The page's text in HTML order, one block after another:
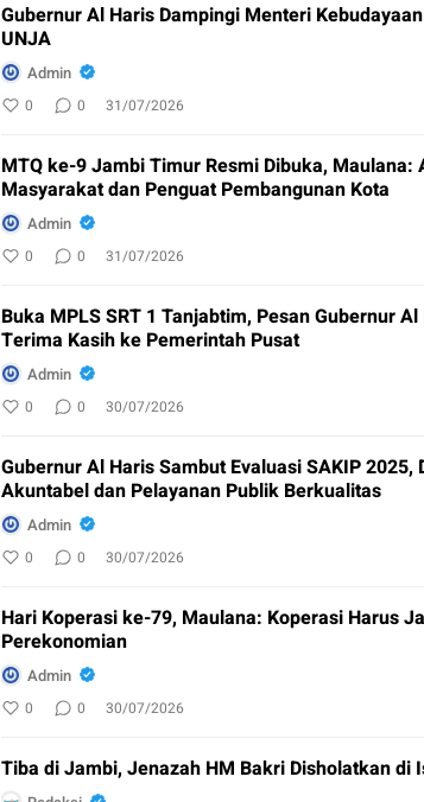
Gubernur Al Haris Dampingi Menteri
UNJA
Admin
0 0 31/07/2026
MTQ ke-9 Jambi Timur Resmi Dibuka, Maulana:
Masyarakat dan Penguat Pembangunan Kota
Admin
0 0 31/07/2026
Buka MPLS SRT 1 Tanjabtim, Pesan Gubernur
Terima Kasih ke Pemerintah Pusat
Admin
0 0 30/07/2026
Gubernur Al Haris Sambut Evaluasi SAKIP
Akuntabel dan Pelayanan Publik Berkualitas
Admin
0 0 30/07/2026
Hari Koperasi ke-79, Maulana: Koperasi Harus
Perekonomian
Admin
0 0 30/07/2026
Tiba di Jambi, Jenazah HM Bakri Disholatkan di